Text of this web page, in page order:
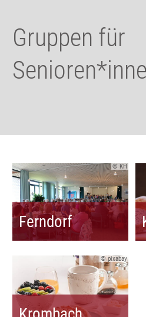
Gruppen für
Ferndorf
© KH
© pixabay